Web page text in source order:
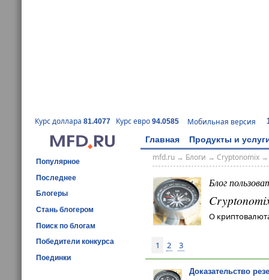
Курс доллара 81.4077 Курс евро 94.0585 Мобильная версия
Главная Продукты и
Популярное
Последнее
Блогеры
Стань блогером
Поиск по блогам
Победители конкурса
Поединки
mfd.ru→ Блоги → Cryptonomix→
Блог
О
1 2 3
Доказательство